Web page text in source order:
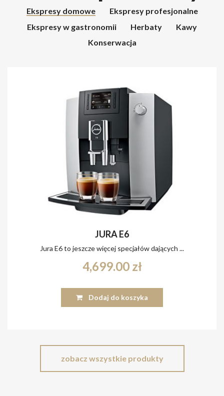
Ekspresy domowe
Ekspresy profesjonalne
Ekspresy w gastronomii
Herbaty
Kawy
Konserwacja
JURA E6
Jura E6 to jeszcze więcej specjałów dających ...
4,699.00 zł
Dodaj do koszyka
zobacz wszystkie produkty